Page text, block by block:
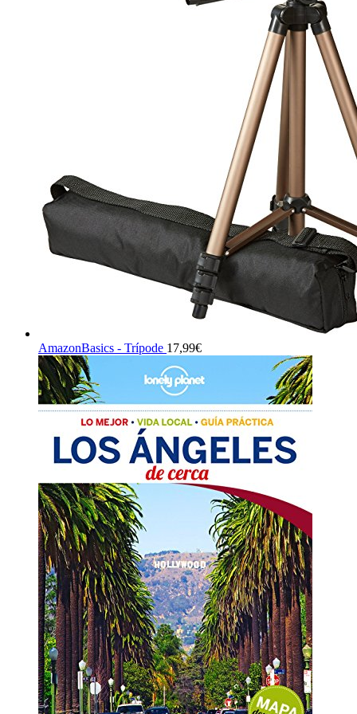
AmazonBasics - Trípode 17,99€